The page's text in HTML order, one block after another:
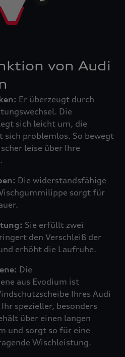
von Audi
Er überzeugt durch
Die
sich leicht um, die
sich problemlos. So bewegt
leise über Ihre
Die widerstandsfähige
sorgt für
Sie erfüllt zwei
den Verschleiß der
erhöht die Laufruhe.
Die
aus Evodium ist
Ihres Audi
spezieller, besonders
über einen langen
und sorgt so für eine
Wischleistung.